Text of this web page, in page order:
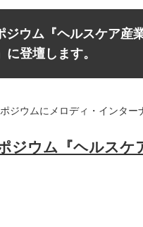
ジウム『ヘルスケア産
登壇します。
ジウムにメロディ・インター
ジウム『ヘルスケ